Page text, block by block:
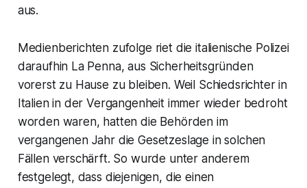
aus.
Medienberichten zufolge riet die italienische Polizei
daraufhin La Penna, aus Sicherheitsgründen
vorerst zu Hause zu bleiben. Weil Schiedsrichter in
Italien in der Vergangenheit immer wieder bedroht
worden waren, hatten die Behörden im
vergangenen Jahr die Gesetzeslage in solchen
Fällen verschärft. So wurde unter anderem
festgelegt, dass diejenigen, die einen